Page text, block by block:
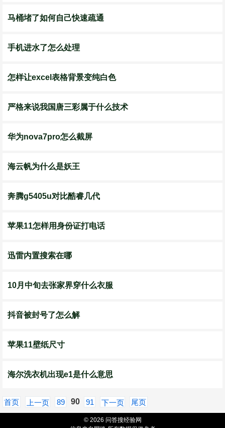
马桶堵了如何自己快速疏通
手机进水了怎么处理
怎样让excel表格背景变纯白色
严格来说我国唐三彩属于什么技术
华为nova7pro怎么截屏
海云帆为什么是妖王
奔腾g5405u对比酷睿几代
苹果11怎样用身份证打电话
迅雷内置搜索在哪
10月中旬去张家界穿什么衣服
抖音被封号了怎么解
苹果11壁纸尺寸
海尔洗衣机出现e1是什么意思
首页 上一页 89 90 91 下一页 尾页
© 2026 问答搜经验网